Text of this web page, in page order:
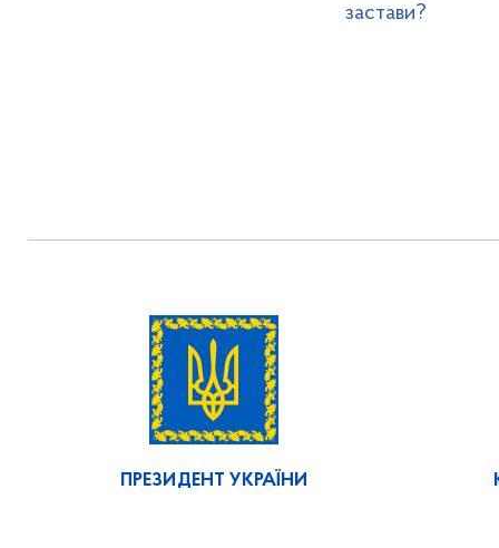
застави?
ПРЕЗИДЕНТ УКРАЇНИ